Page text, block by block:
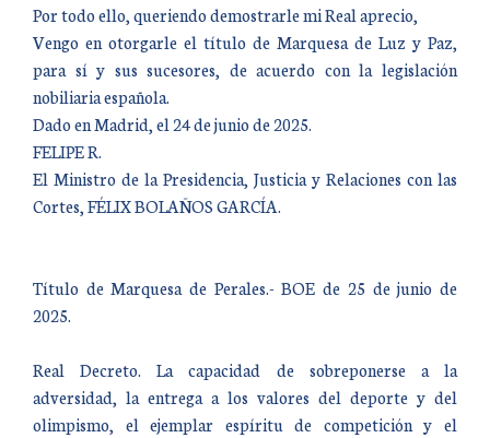
Por todo ello, queriendo demostrarle mi Real aprecio,
Vengo en otorgarle el título de Marquesa de Luz y Paz,
para sí y sus sucesores, de acuerdo con la legislación
nobiliaria española.
Dado en Madrid, el 24 de junio de 2025.
FELIPE R.
El Ministro de la Presidencia, Justicia y Relaciones con las
Cortes, FÉLIX BOLAÑOS GARCÍA.
Título de Marquesa de Perales.- BOE de 25 de junio de
2025.
Real Decreto. La capacidad de sobreponerse a la
adversidad, la entrega a los valores del deporte y del
olimpismo, el ejemplar espíritu de competición y el